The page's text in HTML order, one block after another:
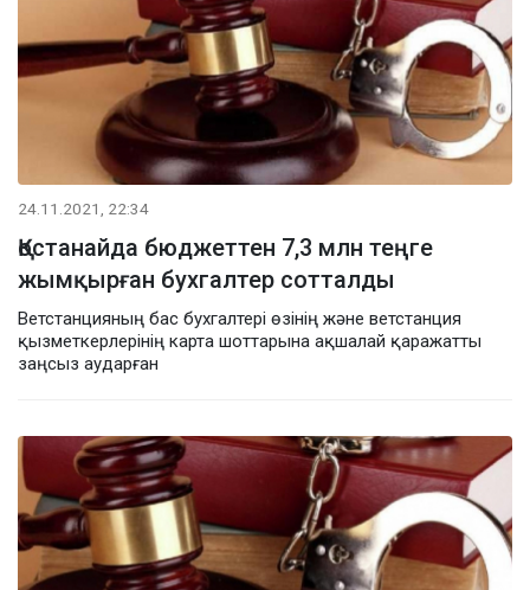
24.11.2021, 22:34
Қостанайда бюджеттен 7,3 млн теңге
жымқырған бухгалтер сотталды
Ветстанцияның бас бухгалтері өзінің және ветстанция
қызметкерлерінің карта шоттарына ақшалай қаражатты
заңсыз аударған